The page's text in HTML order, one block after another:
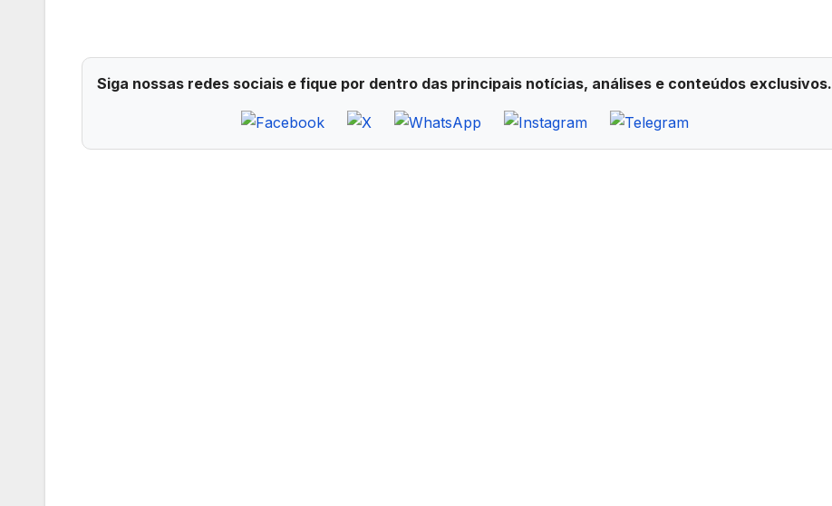
Siga nossas redes sociais e fique por dentro das principais notícias, análises e conteúdos exclusivos.